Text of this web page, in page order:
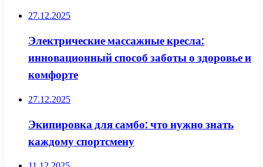
27.12.2025
Электрические массажные кресла:
инновационный способ заботы о здоровье и
комфорте
27.12.2025
Экипировка для самбо: что нужно знать
каждому спортсмену